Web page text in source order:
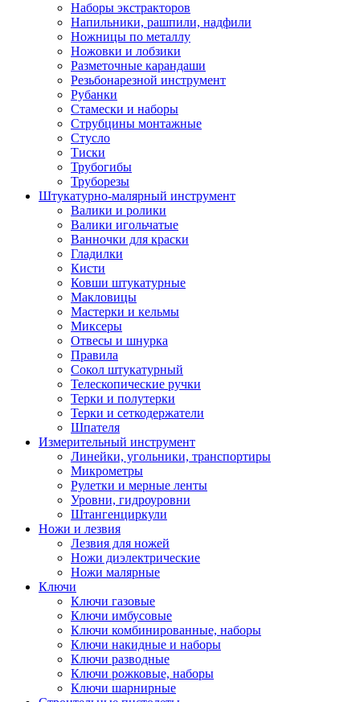
Наборы экстракторов
Напильники, рашпили, надфили
Ножницы по металлу
Ножовки и лобзики
Разметочные карандаши
Резьбонарезной инструмент
Рубанки
Стамески и наборы
Струбцины монтажные
Стусло
Тиски
Трубогибы
Труборезы
Штукатурно-малярный инструмент
Валики и ролики
Валики игольчатые
Ванночки для краски
Гладилки
Кисти
Ковши штукатурные
Макловицы
Мастерки и кельмы
Миксеры
Отвесы и шнурка
Правила
Сокол штукатурный
Телескопические ручки
Терки и полутерки
Терки и сеткодержатели
Шпателя
Измерительный инструмент
Линейки, угольники, транспортиры
Микрометры
Рулетки и мерные ленты
Уровни, гидроуровни
Штангенциркули
Ножи и лезвия
Лезвия для ножей
Ножи диэлектрические
Ножи малярные
Ключи
Ключи газовые
Ключи имбусовые
Ключи комбинированные, наборы
Ключи накидные и наборы
Ключи разводные
Ключи рожковые, наборы
Ключи шарнирные